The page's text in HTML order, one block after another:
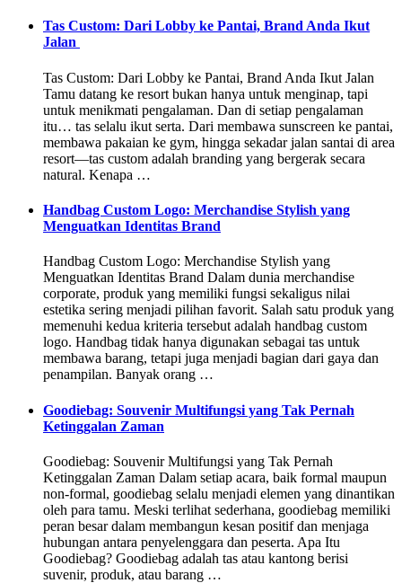
Tas Custom: Dari Lobby ke Pantai, Brand Anda Ikut
Jalan
Tas Custom: Dari Lobby ke Pantai, Brand Anda Ikut Jalan
Tamu datang ke resort bukan hanya untuk menginap, tapi
untuk menikmati pengalaman. Dan di setiap pengalaman
itu… tas selalu ikut serta. Dari membawa sunscreen ke pantai,
membawa pakaian ke gym, hingga sekadar jalan santai di area
resort—tas custom adalah branding yang bergerak secara
natural. Kenapa …
Handbag Custom Logo: Merchandise Stylish yang
Menguatkan Identitas Brand
Handbag Custom Logo: Merchandise Stylish yang
Menguatkan Identitas Brand Dalam dunia merchandise
corporate, produk yang memiliki fungsi sekaligus nilai
estetika sering menjadi pilihan favorit. Salah satu produk yang
memenuhi kedua kriteria tersebut adalah handbag custom
logo. Handbag tidak hanya digunakan sebagai tas untuk
membawa barang, tetapi juga menjadi bagian dari gaya dan
penampilan. Banyak orang …
Goodiebag: Souvenir Multifungsi yang Tak Pernah
Ketinggalan Zaman
Goodiebag: Souvenir Multifungsi yang Tak Pernah
Ketinggalan Zaman Dalam setiap acara, baik formal maupun
non-formal, goodiebag selalu menjadi elemen yang dinantikan
oleh para tamu. Meski terlihat sederhana, goodiebag memiliki
peran besar dalam membangun kesan positif dan menjaga
hubungan antara penyelenggara dan peserta. Apa Itu
Goodiebag? Goodiebag adalah tas atau kantong berisi
suvenir, produk, atau barang …